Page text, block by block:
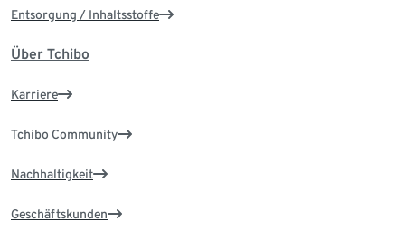
Entsorgung / Inhaltsstoffe
Über Tchibo
Karriere
Tchibo Community
Nachhaltigkeit
Geschäftskunden